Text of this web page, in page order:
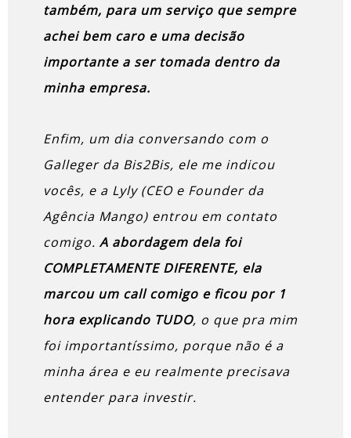
também, para um serviço que sempre
achei bem caro e uma decisão
importante a ser tomada dentro da
minha empresa.
Enfim, um dia conversando com o
Galleger da Bis2Bis, ele me indicou
vocês, e a Lyly (CEO e Founder da
Agência Mango) entrou em contato
comigo. A abordagem dela foi
COMPLETAMENTE DIFERENTE, ela
marcou um call comigo e ficou por 1
hora explicando TUDO, o que pra mim
foi importantíssimo, porque não é a
minha área e eu realmente precisava
entender para investir.